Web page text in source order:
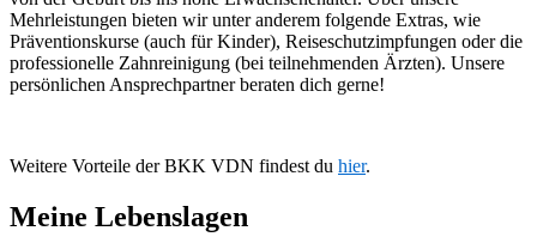
Mehrleistungen bieten wir unter anderem folgende Extras, wie
Präventionskurse (auch für Kinder), Reiseschutzimpfungen oder die
professionelle Zahnreinigung (bei teilnehmenden Ärzten). Unsere
persönlichen Ansprechpartner beraten dich gerne!
Weitere Vorteile der BKK VDN findest du hier.
Meine Lebenslagen